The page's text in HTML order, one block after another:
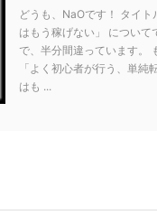
どうも、NaOです！ タイ
はもう稼げない」 について
で、半分間違っています。
「よく初心者が行う、単純
はも ...